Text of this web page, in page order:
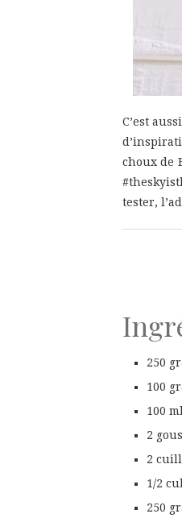
C’est
choux de
tester,
250
100
100
2
2
1/2
250